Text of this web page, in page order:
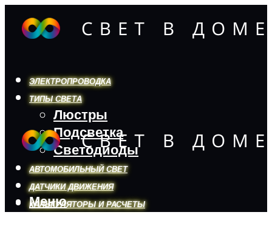
ЭЛЕКТРОПРОВОДКА
ТИПЫ СВЕТА
Люстры
Подсветка
Светодиоды
АВТОМОБИЛЬНЫЙ СВЕТ
ДАТЧИКИ ДВИЖЕНИЯ
КАЛЬКУЛЯТОРЫ И РАСЧЕТЫ
Меню